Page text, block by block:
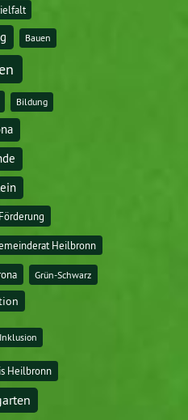
Bauen
Bildung
Förderung
Heilbronn
Grün-Schwarz
Inklusion
Heilbronn